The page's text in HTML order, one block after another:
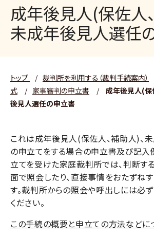
成年後見人(保佐人
未成年後見人選任
トップ / 裁判所を利用する（裁判手続案内）
式
/ 家事審判の申立書 /
成年後見人(保
後見人選任の申立書
これは成年後見人(保佐人、補助人)、
の申立てをする場合の申立書及び記入
立てを受けた家庭裁判所では、判断す
面で照会したり、直接事情をおたずね
す。裁判所からの照会や呼出しには必
ください。
この手続の概要と申立ての方法などに